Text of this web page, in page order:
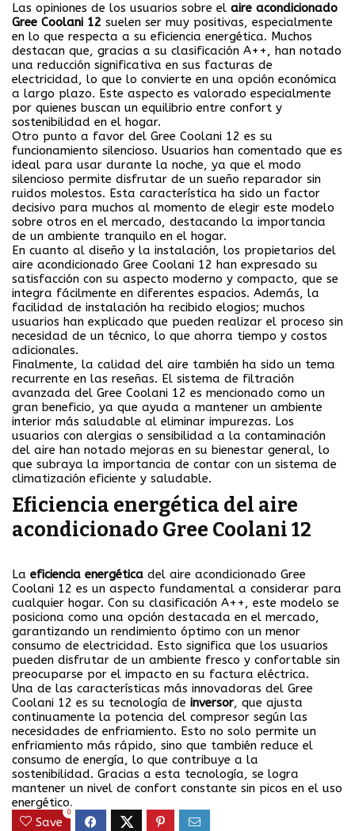
Las opiniones de los usuarios sobre el aire acondicionado
Gree Coolani 12 suelen ser muy positivas, especialmente
en lo que respecta a su eficiencia energética. Muchos
destacan que, gracias a su clasificación A++, han notado
una reducción significativa en sus facturas de
electricidad, lo que lo convierte en una opción económica
a largo plazo. Este aspecto es valorado especialmente
por quienes buscan un equilibrio entre confort y
sostenibilidad en el hogar.
Otro punto a favor del Gree Coolani 12 es su
funcionamiento silencioso. Usuarios han comentado que es
ideal para usar durante la noche, ya que el modo
silencioso permite disfrutar de un sueño reparador sin
ruidos molestos. Esta característica ha sido un factor
decisivo para muchos al momento de elegir este modelo
sobre otros en el mercado, destacando la importancia
de un ambiente tranquilo en el hogar.
En cuanto al diseño y la instalación, los propietarios del
aire acondicionado Gree Coolani 12 han expresado su
satisfacción con su aspecto moderno y compacto, que se
integra fácilmente en diferentes espacios. Además, la
facilidad de instalación ha recibido elogios; muchos
usuarios han explicado que pueden realizar el proceso sin
necesidad de un técnico, lo que ahorra tiempo y costos
adicionales.
Finalmente, la calidad del aire también ha sido un tema
recurrente en las reseñas. El sistema de filtración
avanzada del Gree Coolani 12 es mencionado como un
gran beneficio, ya que ayuda a mantener un ambiente
interior más saludable al eliminar impurezas. Los
usuarios con alergias o sensibilidad a la contaminación
del aire han notado mejoras en su bienestar general, lo
que subraya la importancia de contar con un sistema de
climatización eficiente y saludable.
Eficiencia energética del aire
acondicionado Gree Coolani 12
La eficiencia energética del aire acondicionado Gree
Coolani 12 es un aspecto fundamental a considerar para
cualquier hogar. Con su clasificación A++, este modelo se
posiciona como una opción destacada en el mercado,
garantizando un rendimiento óptimo con un menor
consumo de electricidad. Esto significa que los usuarios
pueden disfrutar de un ambiente fresco y confortable sin
preocuparse por el impacto en su factura eléctrica.
Una de las características más innovadoras del Gree
Coolani 12 es su tecnología de inversor, que ajusta
continuamente la potencia del compresor según las
necesidades de enfriamiento. Esto no solo permite un
enfriamiento más rápido, sino que también reduce el
consumo de energía, lo que contribuye a la
sostenibilidad. Gracias a esta tecnología, se logra
mantener un nivel de confort constante sin picos en el uso
energético.
Save
0